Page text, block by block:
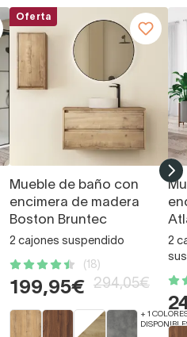
Oferta
Mueble de baño con
encimera de madera
Boston Bruntec
2 cajones suspendido
(18)
199,95€ 294,05€
+ 1
2